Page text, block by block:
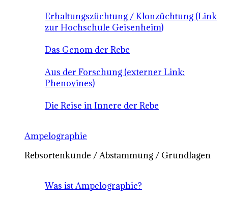
Erhaltungszüchtung / Klonzüchtung (Link
zur Hochschule Geisenheim)
Das Genom der Rebe
Aus der Forschung (externer Link:
Phenovines)
Die Reise in Innere der Rebe
Ampelographie
Rebsortenkunde / Abstammung / Grundlagen
Was ist Ampelographie?